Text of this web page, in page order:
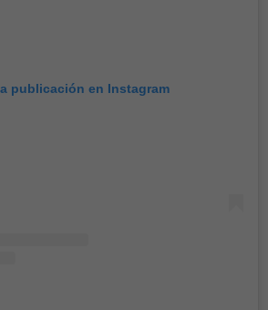
publicación en Instagram